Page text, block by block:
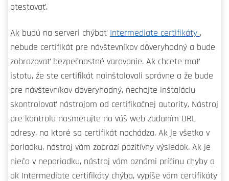
otestovať.
Ak budú na serveri chýbať Intermediate certifikáty ,
nebude certifikát pre návštevníkov dôveryhodný a bude
zobrazovať bezpečnostné varovanie. Ak chcete mať
istotu, že ste certifikát nainštalovali správne a že bude
pre návštevníkov dôveryhodný, nechajte inštaláciu
skontrolovať nástrojom od certifikačnej autority. Nástroj
pre kontrolu nasmerujte na váš web zadaním URL
adresy, na ktoré sa certifikát nachádza. Ak je všetko v
poriadku, nástroj vám zobrazí pozitívny výsledok. Ak je
niečo v neporiadku, nástroj vám oznámi príčinu chyby a
ak Intermediate certifikáty chýba, vypíše vám certifikáty